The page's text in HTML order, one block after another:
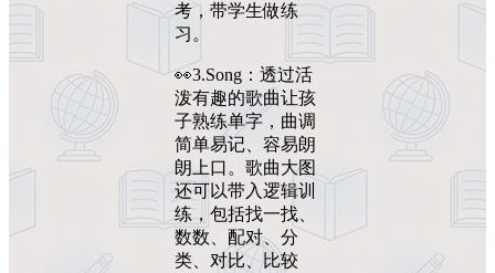
考，带学生做练
习。
👀3.Song：透过活
泼有趣的歌曲让孩
子熟练单字，曲调
简单易记、容易朗
朗上口。歌曲大图
还可以带入逻辑训
练，包括找一找、
数数、配对、分
类、对比、比较